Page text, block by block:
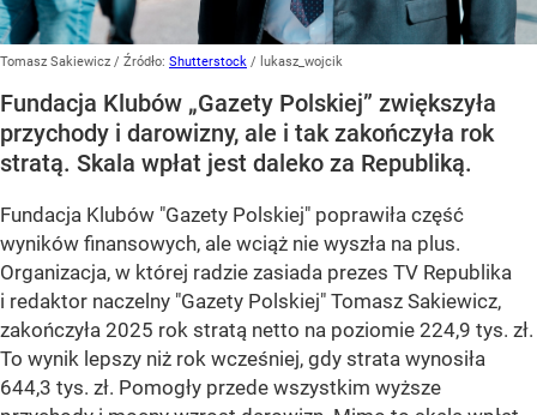
Tomasz Sakiewicz / Źródło: Shutterstock / lukasz_wojcik
Fundacja Klubów „Gazety Polskiej” zwiększyła
przychody i darowizny, ale i tak zakończyła rok
stratą. Skala wpłat jest daleko za Republiką.
Fundacja Klubów "Gazety Polskiej" poprawiła część
wyników finansowych, ale wciąż nie wyszła na plus.
Organizacja, w której radzie zasiada prezes TV Republika
i redaktor naczelny "Gazety Polskiej" Tomasz Sakiewicz,
zakończyła 2025 rok stratą netto na poziomie 224,9 tys. zł.
To wynik lepszy niż rok wcześniej, gdy strata wynosiła
644,3 tys. zł. Pomogły przede wszystkim wyższe